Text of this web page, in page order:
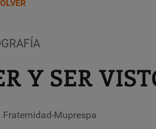
Y SER
Fraternidad-Muprespa